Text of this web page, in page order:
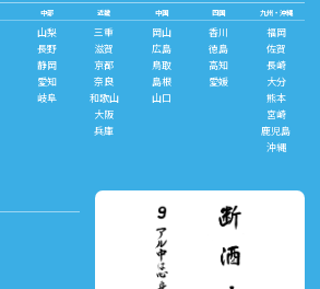
中部
山梨
長野
静岡
愛知
岐阜
近畿
三重
滋賀
京都
奈良
和歌山
大阪
兵庫
中国
岡山
広島
鳥取
島根
山口
四国
香川
徳島
高知
愛媛
九州・沖縄
福岡
佐賀
長崎
大分
熊本
宮崎
鹿児島
沖縄